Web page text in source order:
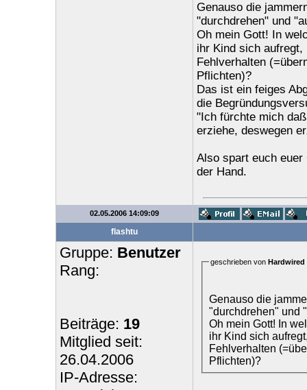
Genauso die
"durchdrehen" und
Oh mein Gott! In
ihr Kind sich aufregt,
Fehlverhalten
Pflichten)?
Das ist ein feiges
die
"Ich fürchte mich
erziehe, deswegen
Also spart euch
der Hand.
02.05.2006 14:09:09
flashtu
Gruppe: Benutzer
Rang:
Beiträge: 19
Mitglied seit:
26.04.2006
IP-Adresse:
geschrieben von Hardwired
Genauso die
"durchdrehen" und
Oh mein Gott! In
ihr Kind sich
Fehlverhalten
Pflichten)?